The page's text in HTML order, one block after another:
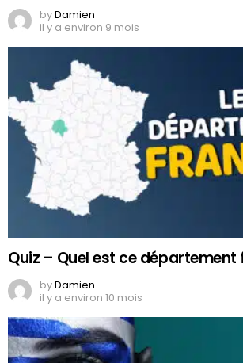
byDamien
il y a environ 9 mois
Quiz – Quel est ce
byDamien
il y a environ 10 mois